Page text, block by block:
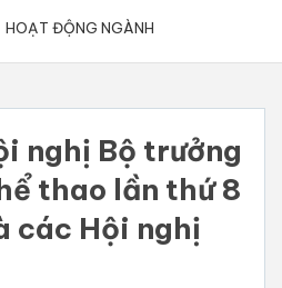
HOẠT ĐỘNG NGÀNH
nghị Bộ trưởng
thao lần thứ 8
các Hội nghị